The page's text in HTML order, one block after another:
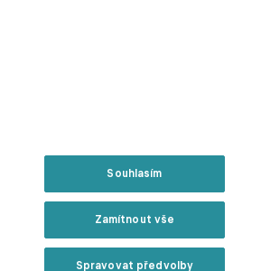
Souhlasím
Zamítnout vše
Spravovat předvolby